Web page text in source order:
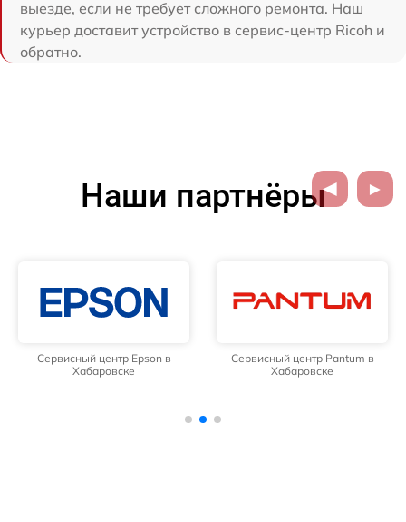
выезде, если не требует сложного ремонта. Наш
курьер доставит устройство в сервис-центр Ricoh и
обратно.
Наши партнёры
Сервисный центр Epson в
Хабаровске
Сервисный центр Pantum в
Хабаровске